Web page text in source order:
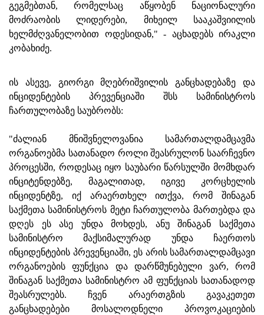
გეგმებთან, რომელსაც აწყობენ ნაციონალური
მოძრაობის ლიდერები, მიხეილ სააკაშვიილის
ხელმძღვანელობით ოდესიდან," - აცხადებს ირაკლი
კობახიძე.
ის ასევე, გიორგი მღებრიშვილის განცხადებაზე და
ინციდენტების პრევენციაში შსს სამინისტროს
ჩართულობაზე საუბრობს:
"ძალიან მნიშვნელოვანია სამართალდამცავმა
ორგანოებმა სათანადო როლი შეასრულონ საარჩევნო
პროცესში, როდესაც იყო საუბარი წარსულში მომხდარ
ინციტენდებზე, მაგალითად, იგივე კორცხელის
ინციდენტზე, იქ არაერთხელ ითქვა, რომ შინაგან
საქმეთა სამინისტროს მეტი ჩართულობა მართებდა და
დღეს ეს ასე უნდა მოხდეს, ანუ შინაგან საქმეთა
სამინისტრო მაქსიმალურად უნდა ჩაერთოს
ინციდენტების პრევენციაში, ეს არის სამართალდამცავი
ორგანოების ფუნქცია და დარწმუნებული ვარ, რომ
შინაგან საქმეთა სამინისტრო ამ ფუნქციას სათანადოდ
შეასრულებს. ჩვენ არაერთგზის გავაკეთეთ
განცხადებები მოსალოდნელი პროვოკაციების